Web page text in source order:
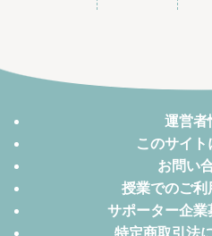
運営者
このサイト
お問い
授業でのご利
サポーター企業